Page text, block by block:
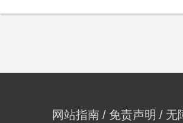
网站指南 免责声明 无